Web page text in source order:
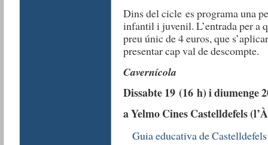
Dins del cicle es programa una
infantil i juvenil. L’entrada per a
preu únic de 4 euros, que
presentar cap val de descompte.
Cavernícola
Dissabte 19 (16 h) i diumenge
a Yelmo Cines Castelldefels
Guia educativa de Castelldefels